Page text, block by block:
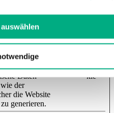
Sie in
undImpressum
für
Analysen
ID, die
wird, um
Daten
der
die Website
generieren.
Coo
kie